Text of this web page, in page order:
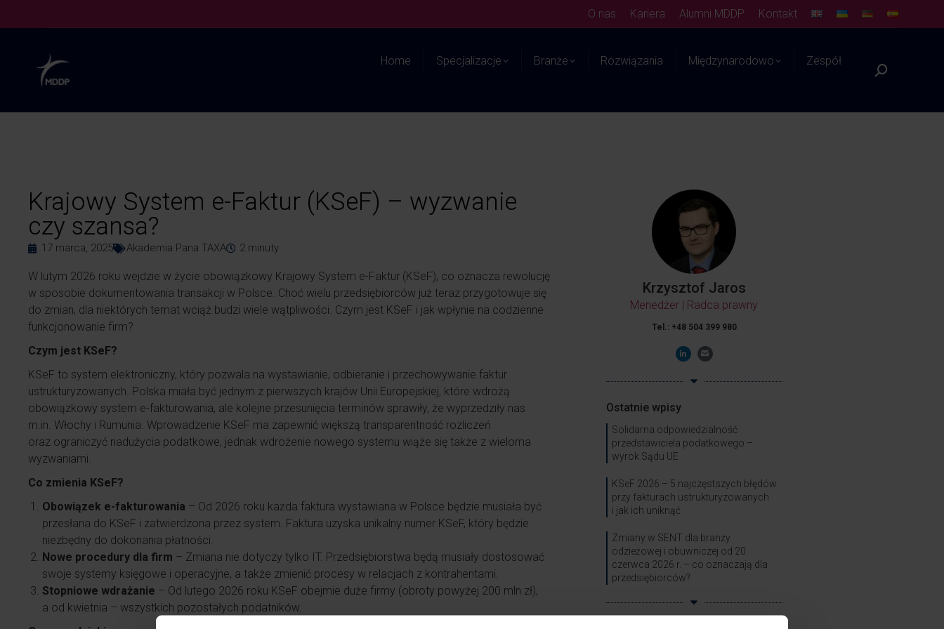
O nas Kariera Alumni MDDP Kontakt
Home Specjalizacje Branże Rozwiązania Międzynarodowo Zespół
Krajowy System e-Faktur (KSeF) – wyzwanie
czy szansa?
17 marca, 2025 Akademia Pana TAXA 2 minuty
W lutym 2026 roku wejdzie w życie obowiązkowy Krajowy System e-Faktur (KSeF), co oznacza rewolucję
w sposobie dokumentowania transakcji w Polsce. Choć wielu przedsiębiorców już teraz przygotowuje się
do zmian, dla niektórych temat wciąż budzi wiele wątpliwości. Czym jest KSeF i jak wpłynie na codzienne
funkcjonowanie firm?
Czym jest KSeF?
KSeF to system elektroniczny, który pozwala na wystawianie, odbieranie i przechowywanie faktur
ustrukturyzowanych. Polska miała być jednym z pierwszych krajów Unii Europejskiej, które wdrożą
obowiązkowy system e-fakturowania, ale kolejne przesunięcia terminów sprawiły, że wyprzedziły nas
m.in. Włochy i Rumunia. Wprowadzenie KSeF ma zapewnić większą transparentność rozliczeń
oraz ograniczyć nadużycia podatkowe, jednak wdrożenie nowego systemu wiąże się także z wieloma
wyzwaniami.
Co zmienia KSeF?
Obowiązek e-fakturowania – Od 2026 roku każda faktura wystawiana w Polsce będzie musiała być
przesłana do KSeF i zatwierdzona przez system. Faktura uzyska unikalny numer KSeF, który będzie
niezbędny do dokonania płatności.
Nowe procedury dla firm – Zmiana nie dotyczy tylko IT. Przedsiębiorstwa będą musiały dostosować
swoje systemy księgowe i operacyjne, a także zmienić procesy w relacjach z kontrahentami.
Stopniowe wdrażanie – Od lutego 2026 roku KSeF obejmie duże firmy (obroty powyżej 200 mln zł),
a od kwietnia – wszystkich pozostałych podatników.
Krzysztof Jaros
Menedżer | Radca prawny
Tel.: +48 504 399 980
Ostatnie wpisy
Solidarna odpowiedzialność
przedstawiciela podatkowego –
wyrok Sądu UE
KSeF 2026 – 5 najczęstszych błędów
przy fakturach ustrukturyzowanych
i jak ich uniknąć
Zmiany w SENT dla branży
odzieżowej i obuwniczej od 20
czerwca 2026 r. – co oznaczają dla
przedsiębiorców?